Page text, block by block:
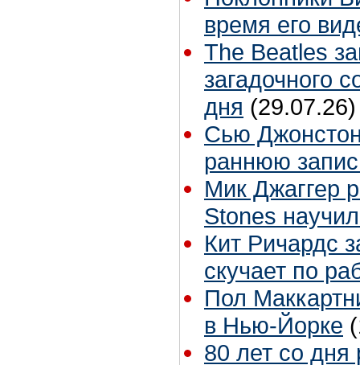
время его
The Beatles
загадочного
дня (29.07.26)
Сью
раннюю
Мик Джаггер
Stones
Кит Ричардс
скучает по
Пол
в Нью-Йорке
80 лет со